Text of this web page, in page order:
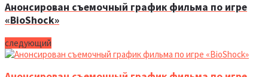
Анонсирован съемочный график фильма по игре
«BioShock»
следующий